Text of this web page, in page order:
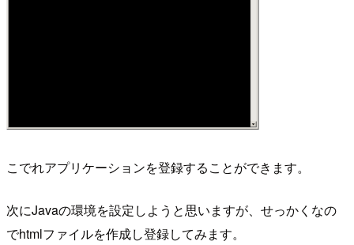
こでれアプリケーションを登録することができます。
次にJavaの環境を設定しようと思いますが、せっかくなの
でhtmlファイルを作成し登録してみます。